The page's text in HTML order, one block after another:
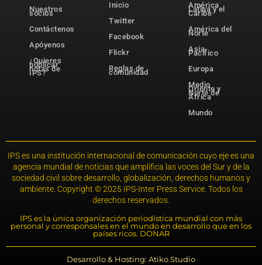
Nuestros
socios
Contáctenos
Apóyenos
¿Quieres
publicar
notas de
IPS?
Inicio
Twitter
Facebook
Flickr
Reglas de
comunidad
América
Latina y el
Caribe
América del
Norte
Asia-
Pacífico
Europa
Medio
Oriente y
Norte de
África
Mundo
IPS es una institución internacional de comunicación cuyo eje es una
agencia mundial de noticias que amplifica las voces del Sur y de la
sociedad civil sobre desarrollo, globalización, derechos humanos y
ambiente. Copyright © 2025 IPS-Inter Press Service. Todos los
derechos reservados.
IPS es la única organización periodística mundial con más
personal y corresponsales en el mundo en desarrollo que en los
países ricos. DONAR
Desarrollo & Hosting: Atiko.Studio